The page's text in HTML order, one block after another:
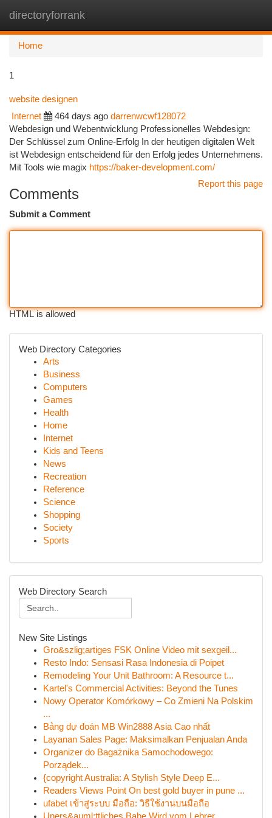
directoryforrank
Home
1
website designen
Internet 464 days ago darrenwcwf128072
Webdesign und Webentwicklung Professionelles Webdesign:
Der Schlüssel zum Online-Erfolg In der heutigen digitalen Welt
ist Webdesign entscheidend für den Erfolg jedes Unternehmens.
Mit Tools wie magix https://baker-development.com/
Report this page
Comments
Submit a Comment
HTML is allowed
Web Directory Categories
Arts
Business
Computers
Games
Health
Home
Internet
Kids and Teens
News
Recreation
Reference
Science
Shopping
Society
Sports
Web Directory Search
New Site Listings
Gro&szlig;artiges FSK Online Video mit sexgeil...
Resto Indo: Sensasi Rasa Indonesia di Poipet
Remodeling Your Unit Bathroom: A Resource t...
Kartel's Commercial Activities: Beyond the Tunes
Nowy Operator Komórkowy – Co Zmieni Na Polskim
...
Bảng dự đoán MB Win2888 Asia Cao nhất
Layanan Sales Page: Maksimalkan Penjualan Anda
Organizer do Bagażnika Samochodowego:
Porządek...
{copyright Australia: A Stylish Style Deep E...
Readers Views Point On best gold buyer in pune ...
ufabet เข้าสู่ระบบ มือถือ: วิธีใช้งานบนมือถือ